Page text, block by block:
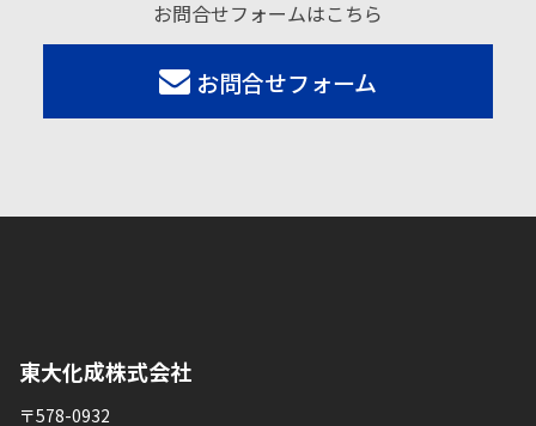
お問合せフォームはこちら
お問合せフォーム
東大化成株式会社
〒578-0932